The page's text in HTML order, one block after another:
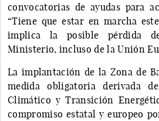
convocatorias de ayudas para
“Tiene que estar en marcha
implica la posible pérdida
Ministerio, incluso de la Unión
La implantación de la Zona de
medida obligatoria derivada
Climático y Transición
compromiso estatal y europeo